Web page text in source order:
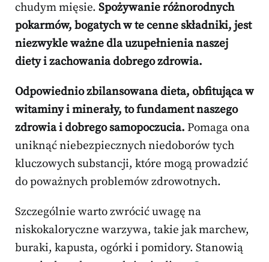
chudym mięsie. Spożywanie różnorodnych
pokarmów, bogatych w te cenne składniki, jest
niezwykle ważne dla uzupełnienia naszej
diety i zachowania dobrego zdrowia.
Odpowiednio zbilansowana dieta, obfitująca w
witaminy i minerały, to fundament naszego
zdrowia i dobrego samopoczucia. Pomaga ona
uniknąć niebezpiecznych niedoborów tych
kluczowych substancji, które mogą prowadzić
do poważnych problemów zdrowotnych.
Szczególnie warto zwrócić uwagę na
niskokaloryczne warzywa, takie jak marchew,
buraki, kapusta, ogórki i pomidory. Stanowią